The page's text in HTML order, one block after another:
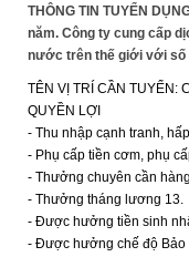
THÔNG TIN TUYỂN
năm. Công ty cung cấp
nước trên thế giới với số
TÊN VỊ TRÍ CẦN TUYỂN:
QUYỀN LỢI
- Thu nhập cạnh tranh,
- Phụ cấp tiền cơm, phụ
- Thưởng chuyên cần
- Thưởng tháng lương 13.
- Được hưởng tiền sinh
- Được hưởng chế độ Bảo